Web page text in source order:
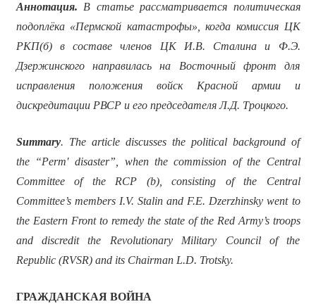
Аннотация. В статье рассматривается политическая
подоплёка «Пермской катастрофы», когда комиссия ЦК
РКП(б) в составе членов ЦК И.В. Сталина и Ф.Э.
Дзержинского направилась на Восточный фронт для
исправления положения войск Красной армии и
дискредитации РВСР и его председателя Л.Д. Троцкого.
Summary. The article discusses the political background of
the “Perm′ disaster”, when the commission of the Central
Committee of the RCP (b), consisting of the Central
Committee’s members I.V. Stalin and F.E. Dzerzhinsky went to
the Eastern Front to remedy the state of the Red Army’s troops
and discredit the Revolutionary Military Council of the
Republic (RVSR) and its Chairman L.D. Trotsky.
ГРАЖДАНСКАЯ ВОЙНА